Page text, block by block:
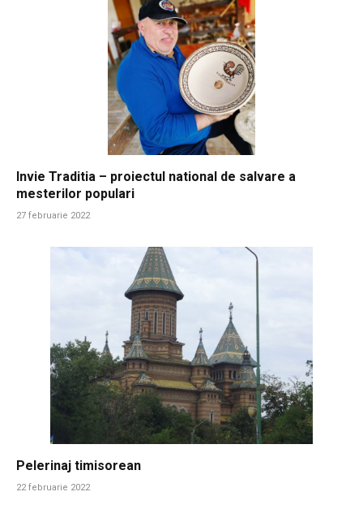
Invie Traditia – proiectul national de salvare a
mesterilor populari
27 februarie 2022
Pelerinaj timisorean
22 februarie 2022